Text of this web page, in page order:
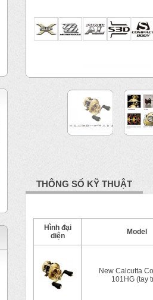
THÔNG SỐ KỸ THUẬT
Hình đại
diện
Model
New Calcutta
101HG (tay